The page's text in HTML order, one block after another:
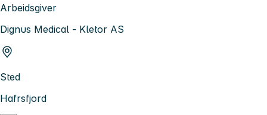
Arbeidsgiver
Dignus Medical - Kletor AS
Sted
Hafrsfjord